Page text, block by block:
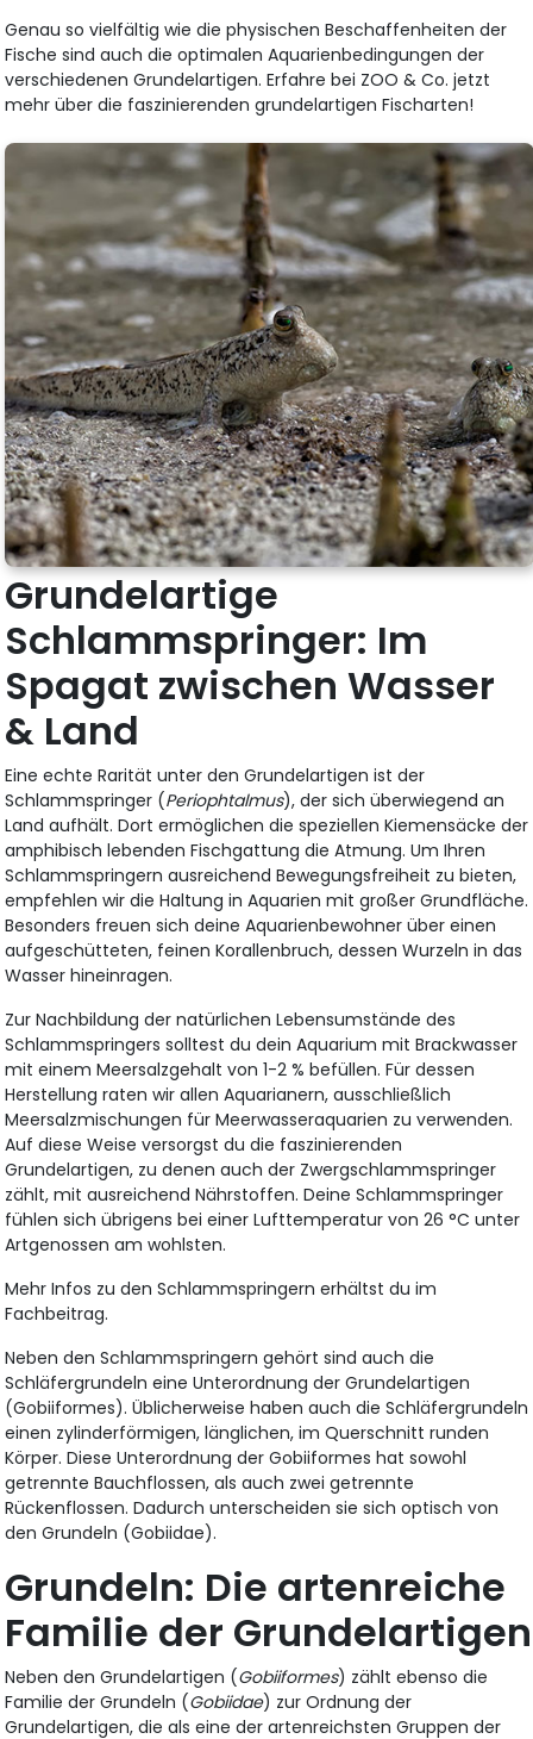
Genau so vielfältig wie die physischen Beschaffenheiten der
Fische sind auch die optimalen Aquarienbedingungen der
verschiedenen Grundelartigen. Erfahre bei ZOO & Co. jetzt
mehr über die faszinierenden grundelartigen Fischarten!
Grundelartige
Schlammspringer: Im
Spagat zwischen Wasser
& Land
Eine echte Rarität unter den Grundelartigen ist der
Schlammspringer (Periophtalmus), der sich überwiegend an
Land aufhält. Dort ermöglichen die speziellen Kiemensäcke der
amphibisch lebenden Fischgattung die Atmung. Um Ihren
Schlammspringern ausreichend Bewegungsfreiheit zu bieten,
empfehlen wir die Haltung in Aquarien mit großer Grundfläche.
Besonders freuen sich deine Aquarienbewohner über einen
aufgeschütteten, feinen Korallenbruch, dessen Wurzeln in das
Wasser hineinragen.
Zur Nachbildung der natürlichen Lebensumstände des
Schlammspringers solltest du dein Aquarium mit Brackwasser
mit einem Meersalzgehalt von 1-2 % befüllen. Für dessen
Herstellung raten wir allen Aquarianern, ausschließlich
Meersalzmischungen für Meerwasseraquarien zu verwenden.
Auf diese Weise versorgst du die faszinierenden
Grundelartigen, zu denen auch der Zwergschlammspringer
zählt, mit ausreichend Nährstoffen. Deine Schlammspringer
fühlen sich übrigens bei einer Lufttemperatur von 26 °C unter
Artgenossen am wohlsten.
Mehr Infos zu den Schlammspringern erhältst du im
Fachbeitrag.
Neben den Schlammspringern gehört sind auch die
Schläfergrundeln eine Unterordnung der Grundelartigen
(Gobiiformes). Üblicherweise haben auch die Schläfergrundeln
einen zylinderförmigen, länglichen, im Querschnitt runden
Körper. Diese Unterordnung der Gobiiformes hat sowohl
getrennte Bauchflossen, als auch zwei getrennte
Rückenflossen. Dadurch unterscheiden sie sich optisch von
den Grundeln (Gobiidae).
Grundeln: Die artenreiche
Familie der Grundelartigen
Neben den Grundelartigen (Gobiiformes) zählt ebenso die
Familie der Grundeln (Gobiidae) zur Ordnung der
Grundelartigen, die als eine der artenreichsten Gruppen der